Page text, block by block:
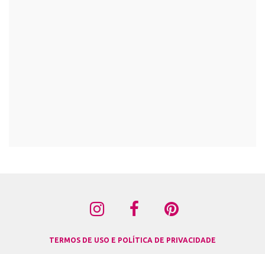
TERMOS DE USO E POLÍTICA DE PRIVACIDADE